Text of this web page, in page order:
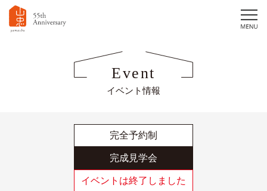
Event
イベント情報
完全予約制
完成見学会
イベントは終了しました